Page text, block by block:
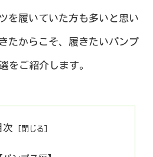
を履いていた方も多いと思い
たからこそ、履きたいパンプ
をご紹介します。
次